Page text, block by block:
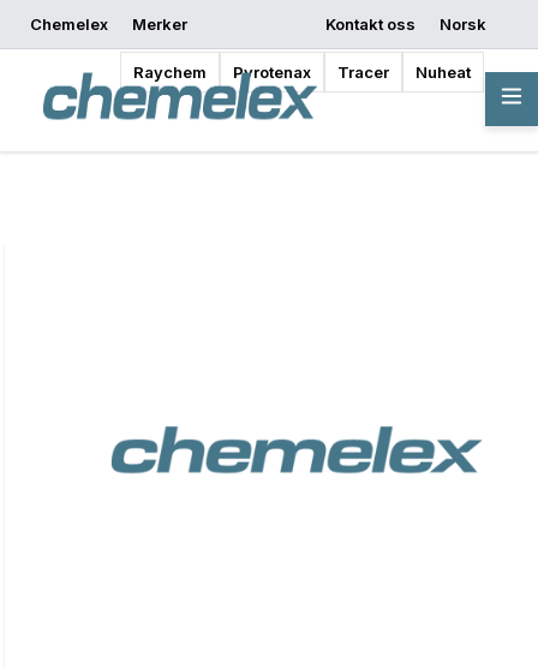
Chemelex Merker
Raychem Pyrotenax Tracer Nuheat
Kontakt oss
Norsk
Be om et tilbud
Hvor kan jeg kjøpe Begynn å designe
Oversikt